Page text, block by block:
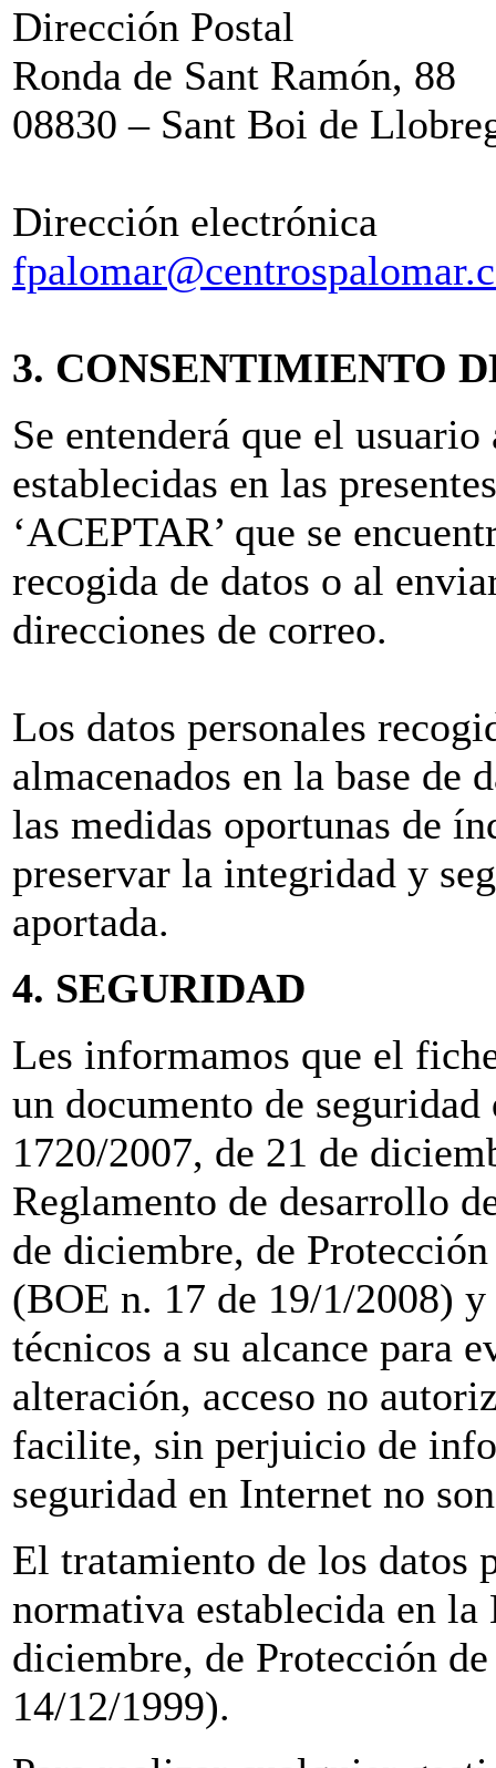
Dirección Postal
Ronda de Sant Ramón, 88
08830 – Sant Boi de
Dirección electrónica
3. CONSENTIMIENTO
Se entenderá que el
establecidas en las
‘ACEPTAR’ que se
recogida de datos o al
direcciones de correo.
Los datos personales
almacenados en la base de
las medidas oportunas de
preservar la integridad y
aportada.
4. SEGURIDAD
Les informamos que el
un documento de
1720/2007, de 21 de
Reglamento de desarrollo
de diciembre, de
(BOE n. 17 de 19/1/2008)
técnicos a su alcance para
alteración, acceso no
facilite, sin perjuicio de
seguridad en Internet no
El tratamiento de los datos
normativa establecida en
diciembre, de Protección
14/12/1999).